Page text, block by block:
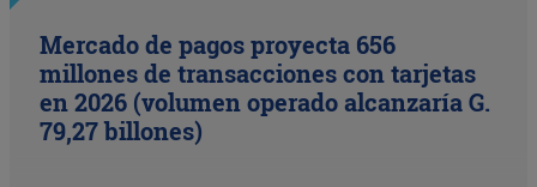
Mercado de pagos proyecta 656
millones de transacciones con tarjetas
en 2026 (volumen operado alcanzaría G.
79,27 billones)